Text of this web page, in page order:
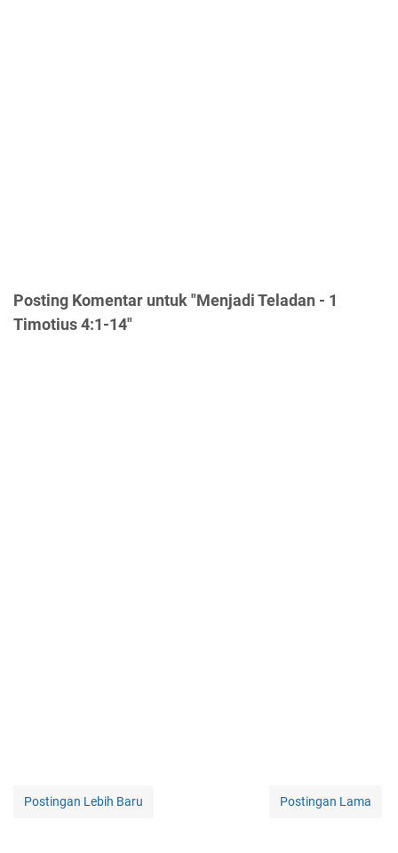
Posting Komentar untuk "Menjadi Teladan - 1
Timotius 4:1-14"
Postingan Lebih Baru Postingan Lama